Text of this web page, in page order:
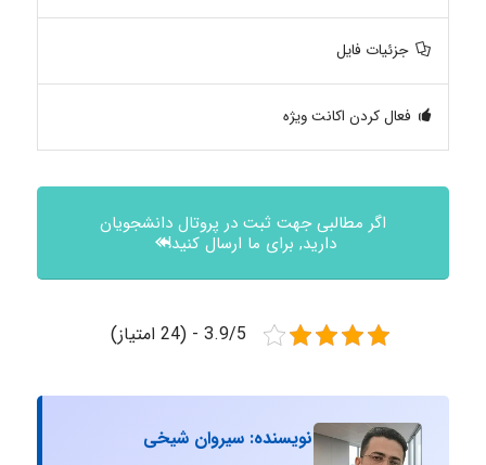
جزئیات فایل
فعال کردن اکانت ویژه
اگر مطالبی جهت ثبت در پروتال دانشجویان
دارید, برای ما ارسال کنید!
3.9/5 - (24 امتیاز)
نویسنده: سیروان شیخی